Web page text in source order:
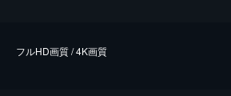
フルHD画質 / 4K画質